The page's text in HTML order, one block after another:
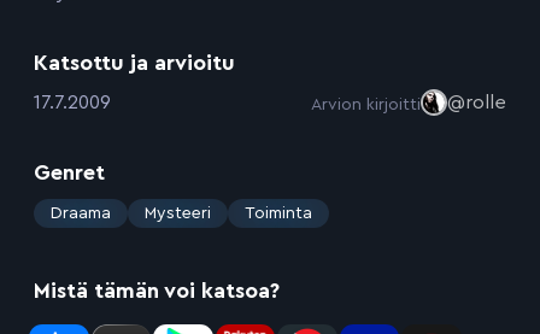
Katsottu ja arvioitu
:17.7.2009 Arvion kirjoitti @rolle
Genret
: Draama Mysteeri Toiminta
Mistä tämän voi katsoa?